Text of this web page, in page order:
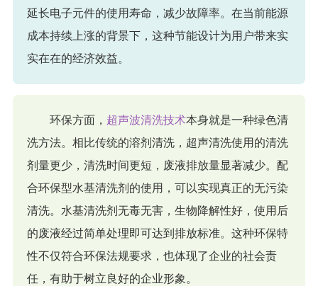
延长电子元件的使用寿命，减少故障率。在当前能源
成本持续上涨的背景下，这种节能设计为用户带来实
实在在的经济效益。
环保方面， 超声波清洗技术本身就是一种绿色清
洗方法。相比传统的溶剂清洗，超声清洗使用的清洗
剂量更少，清洗时间更短，废液排放量显著减少。配
合环保型水基清洗剂的使用，可以实现真正的无污染
清洗。水基清洗剂无毒无害，生物降解性好，使用后
的废液经过简单处理即可达到排放标准。这种环保特
性不仅符合环保法规要求，也体现了企业的社会责
任，有助于树立良好的企业形象。